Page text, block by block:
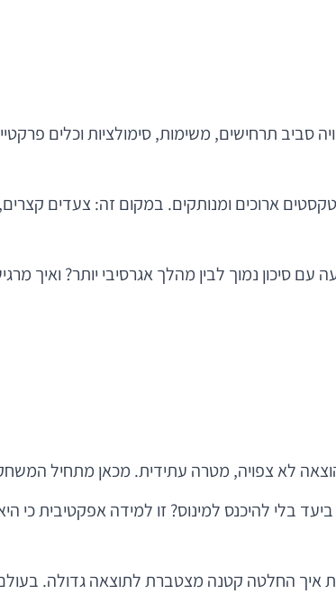
סביב תרחישים, משימות, סימולציות וכלים
ארוכים ומנותקים. במקום זה: צעדים קצרים,
סיכון נמוך לבין מהלך אגרסיבי יותר? ואיך
לא צפויה, מטרה עתידית. מכאן מתחיל
בלי להיכנס למינוס? זו למידה אפקטיבית
איך החלטה קטנה מצטברת לתוצאה גדולה. בעולם